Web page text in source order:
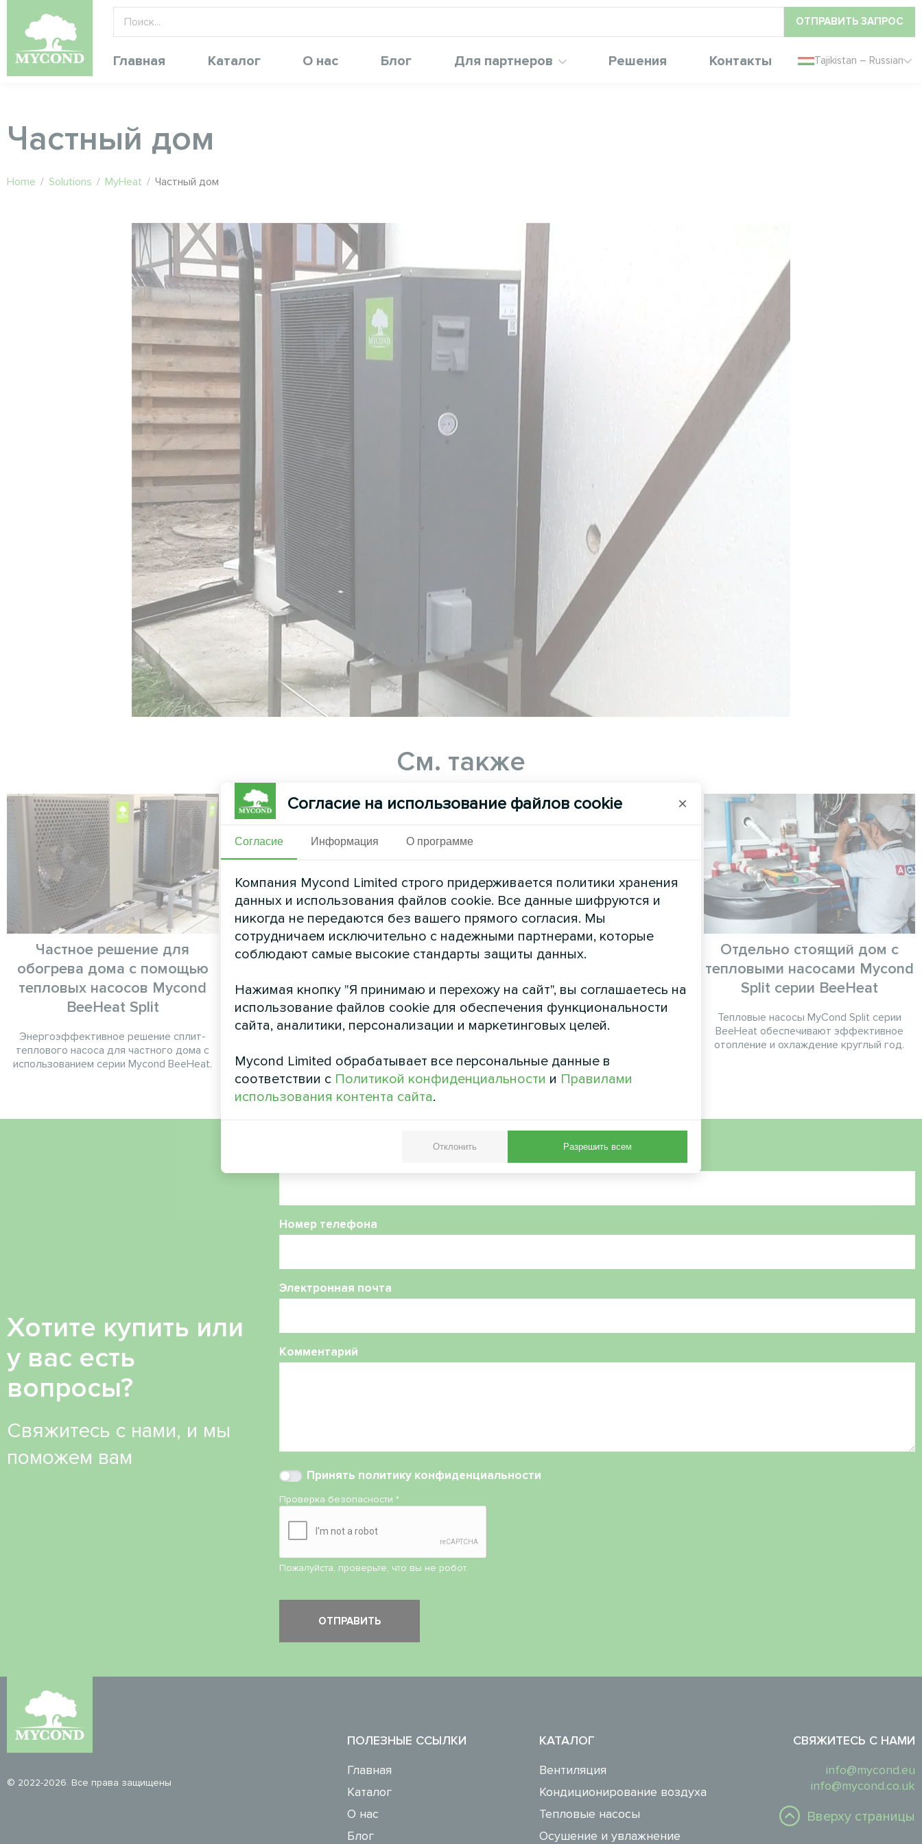
ОТПРАВИТЬ ЗАПРОС
Главная Каталог О нас Блог Для партнеров Решения Контакты Tajikistan – Russian
Частный дом
Home / Solutions / MyHeat / Частный дом
См. также
Частное решение для
обогрева дома с помощью
тепловых насосов Mycond
BeeHeat Split
Энергоэффективное решение сплит-
теплового насоса для частного дома с
использованием серии Mycond BeeHeat.
Салон красоты
Загородный дом с
Split серии BeeSmart
Тепловые насосы MyCond Split серии
BeeSmart обеспечивают устойчивое
Отдельно стоящий дом с
тепловыми насосами Mycond
Split серии BeeHeat
Тепловые насосы MyCond Split серии
BeeHeat обеспечивают эффективное
отопление и охлаждение круглый год.
Хотите купить или
у вас есть
вопросы?
Свяжитесь с нами, и мы
поможем вам
Номер телефона
Электронная почта
Комментарий
Принять политику конфиденциальности
Проверка безопасности*
Пожалуйста, проверьте, что вы не робот.
© 2022-2026. Все права защищены
ПОЛЕЗНЫЕ ССЫЛКИ
Главная
Каталог
О нас
Блог
КАТАЛОГ
Вентиляция
Кондиционирование воздуха
Тепловые насосы
Осушение и увлажнение
СВЯЖИТЕСЬ С НАМИ
info@mycond.eu
info@mycond.co.uk
Вверху страницы
Согласие на использование файлов cookie ×
Согласие Информация О программе
Компания Mycond Limited строго придерживается политики хранения
данных и использования файлов cookie. Все данные шифруются и
никогда не передаются без вашего прямого согласия. Мы
сотрудничаем исключительно с надежными партнерами, которые
соблюдают самые высокие стандарты защиты данных.
Нажимая кнопку "Я принимаю и перехожу на сайт", вы соглашаетесь на
использование файлов cookie для обеспечения функциональности
сайта, аналитики, персонализации и маркетинговых целей.
Mycond Limited обрабатывает все персональные данные в
соответствии с Политикой конфиденциальности и Правилами
использования контента сайта.
Отклонить Разрешить всем